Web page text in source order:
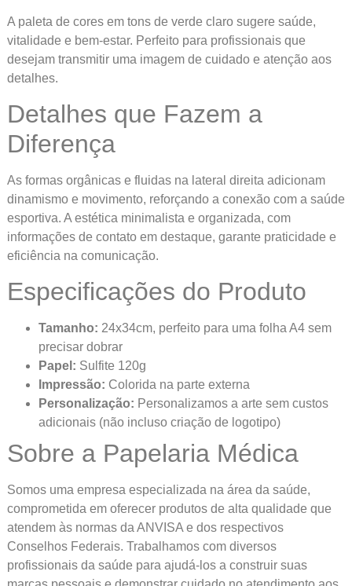
A paleta de cores em tons de verde claro sugere saúde,
vitalidade e bem-estar. Perfeito para profissionais que
desejam transmitir uma imagem de cuidado e atenção aos
detalhes.
Detalhes que Fazem a
Diferença
As formas orgânicas e fluidas na lateral direita adicionam
dinamismo e movimento, reforçando a conexão com a saúde
esportiva. A estética minimalista e organizada, com
informações de contato em destaque, garante praticidade e
eficiência na comunicação.
Especificações do Produto
Tamanho: 24x34cm, perfeito para uma folha A4 sem
precisar dobrar
Papel: Sulfite 120g
Impressão: Colorida na parte externa
Personalização: Personalizamos a arte sem custos
adicionais (não incluso criação de logotipo)
Sobre a Papelaria Médica
Somos uma empresa especializada na área da saúde,
comprometida em oferecer produtos de alta qualidade que
atendem às normas da ANVISA e dos respectivos
Conselhos Federais. Trabalhamos com diversos
profissionais da saúde para ajudá-los a construir suas